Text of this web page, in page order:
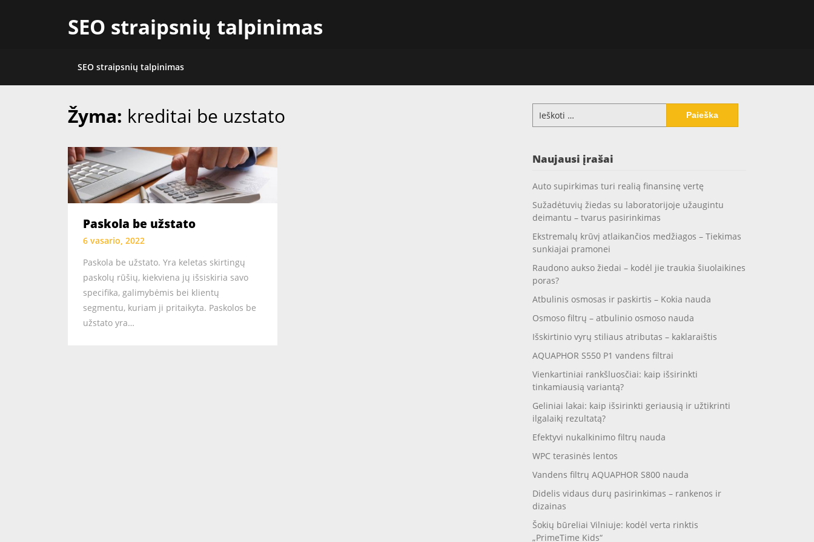
SEO straipsnių talpinimas
SEO straipsnių talpinimas
Žyma: kreditai be uzstato
Paskola be užstato
6 vasario, 2022
Paskola be užstato. Yra keletas skirtingų
paskolų rūšių, kiekviena jų išsiskiria savo
specifika, galimybėmis bei klientų
segmentu, kuriam ji pritaikyta. Paskolos be
užstato yra…
Ieškoti:
Naujausi įrašai
Auto supirkimas turi realią finansinę vertę
Sužadėtuvių žiedas su laboratorijoje užaugintu
deimantu – tvarus pasirinkimas
Ekstremalų krūvį atlaikančios medžiagos – Tiekimas
sunkiajai pramonei
Raudono aukso žiedai – kodėl jie traukia šiuolaikines
poras?
Atbulinis osmosas ir paskirtis – Kokia nauda
Osmoso filtrų – atbulinio osmoso nauda
Išskirtinio vyrų stiliaus atributas – kaklaraištis
AQUAPHOR S550 P1 vandens filtrai
Vienkartiniai rankšluosčiai: kaip išsirinkti
tinkamiausią variantą?
Geliniai lakai: kaip išsirinkti geriausią ir užtikrinti
ilgalaikį rezultatą?
Efektyvi nukalkinimo filtrų nauda
WPC terasinės lentos
Vandens filtrų AQUAPHOR S800 nauda
Didelis vidaus durų pasirinkimas – rankenos ir
dizainas
Šokių būreliai Vilniuje: kodėl verta rinktis
„PrimeTime Kids“